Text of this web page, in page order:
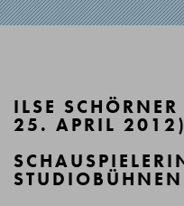
ILSE
25. APRIL 2012)